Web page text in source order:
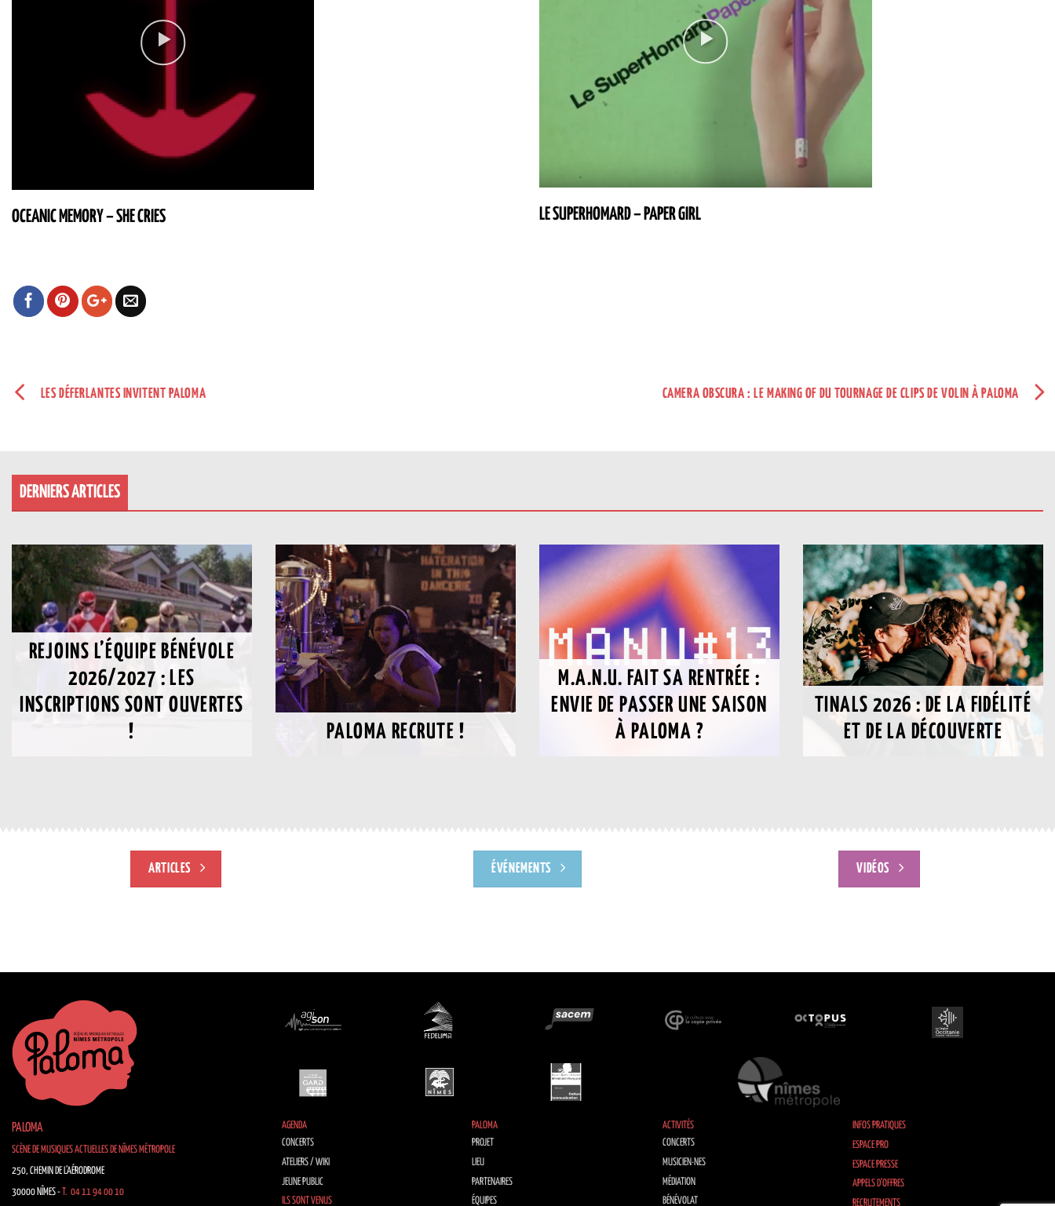
OCEANIC MEMORY – SHE CRIES LE SUPERHOMARD – PAPER GIRL
LES DÉFERLANTES INVITENT PALOMA CAMERA OBSCURA : LE MAKING OF DU TOURNAGE DE CLIPS DE VOLIN À PALOMA
DERNIERS ARTICLES
REJOINS L’ÉQUIPE BÉNÉVOLE
2026/2027 : LES
INSCRIPTIONS SONT OUVERTES
!
PALOMA RECRUTE !
M.A.N.U. FAIT SA RENTRÉE :
ENVIE DE PASSER UNE SAISON
À PALOMA ?
TINALS 2026 : DE LA FIDÉLITÉ
ET DE LA DÉCOUVERTE
ARTICLES ÉVÉNEMENTS VIDÉOS
PALOMA
SCÈNE DE MUSIQUES ACTUELLES DE NÎMES MÉTROPOLE
250, CHEMIN DE L’AÉRODROME
30000 NÎMES - T. 04 11 94 00 10
AGENDA
CONCERTS
ATELIERS / WIKI
JEUNE PUBLIC
ILS SONT VENUS
PALOMA
PROJET
LIEU
PARTENAIRES
ÉQUIPES
ACTIVITÉS
CONCERTS
MUSICIEN·NES
MÉDIATION
BÉNÉVOLAT
INFOS PRATIQUES
ESPACE PRO
ESPACE PRESSE
APPELS D’OFFRES
RECRUTEMENTS